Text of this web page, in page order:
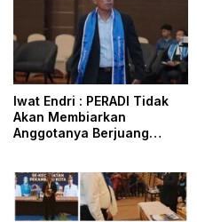
Iwat Endri : PERADI Tidak
Akan Membiarkan
Anggotanya Berjuang
Penegak Hukum